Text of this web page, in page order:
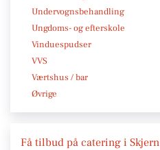
Undervognsbehandling
Ungdoms- og efterskole
Vinduespudser
VVS
Værtshus / bar
Øvrige
Få tilbud på catering i Skjern